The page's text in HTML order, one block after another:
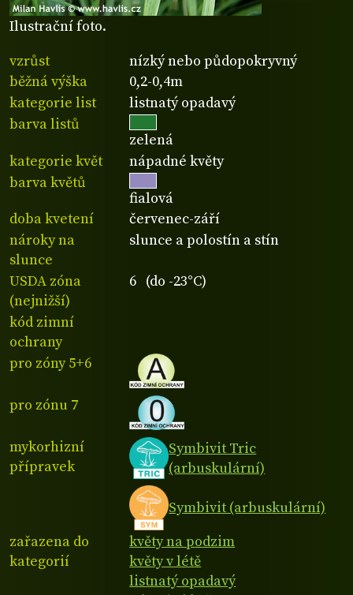
Ilustrační foto.
vzrůst
nízký nebo půdopokryvný
běžná výška
0,2-0,4m
kategorie list
listnatý opadavý
barva listů
zelená
kategorie květ
nápadné květy
barva květů
fialová
doba kvetení
červenec-září
nároky na
slunce
slunce a polostín a stín
USDA zóna
(nejnižší)
6 (do -23°C)
kód zimní
ochrany
pro zóny 5+6
pro zónu 7
mykorhizní
přípravek
Symbivit Tric
(arbuskulární)
Symbivit (arbuskulární)
zařazena do
kategorií
květy na podzim
květy v létě
listnatý opadavý